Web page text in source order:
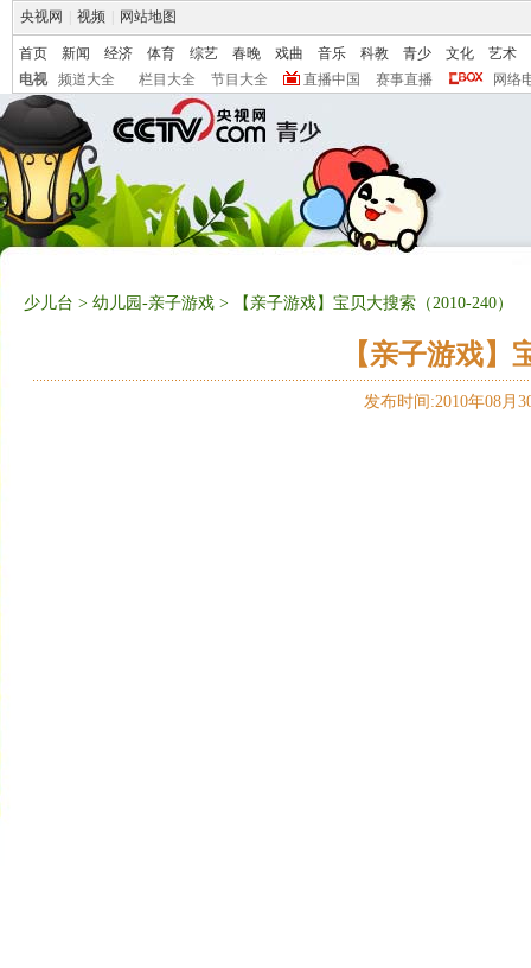
央视网 视频 网站地图
首页 新闻 经济 体育 综艺 春晚 戏曲 音乐 科教 青少 文化
艺术
电视
频道大全 栏目大全 节目大全 直播中国 赛事直播 网络
少儿台 > 幼儿园-亲子游戏 > 【亲子游戏】宝贝大搜索（2010-240）
【亲子游戏】
发布时间:2010年08月